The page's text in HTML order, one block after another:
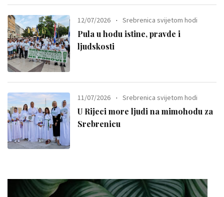
12/07/2026 Srebrenica svijetom hodi
Pula u hodu istine, pravde i
ljudskosti
11/07/2026 Srebrenica svijetom hodi
U Rijeci more ljudi na mimohodu za
Srebrenicu